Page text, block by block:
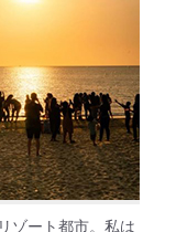
ゾート都市。私は